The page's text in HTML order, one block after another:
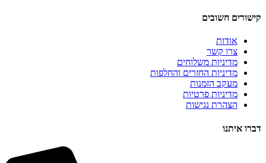
קישורים חשובים
אודות
צרו קשר
מדיניות משלוחים
מדיניות החזרים והחלפות
מעקב הזמנות
מדיניות פרטיות
הצהרת נגישות
דברו איתנו